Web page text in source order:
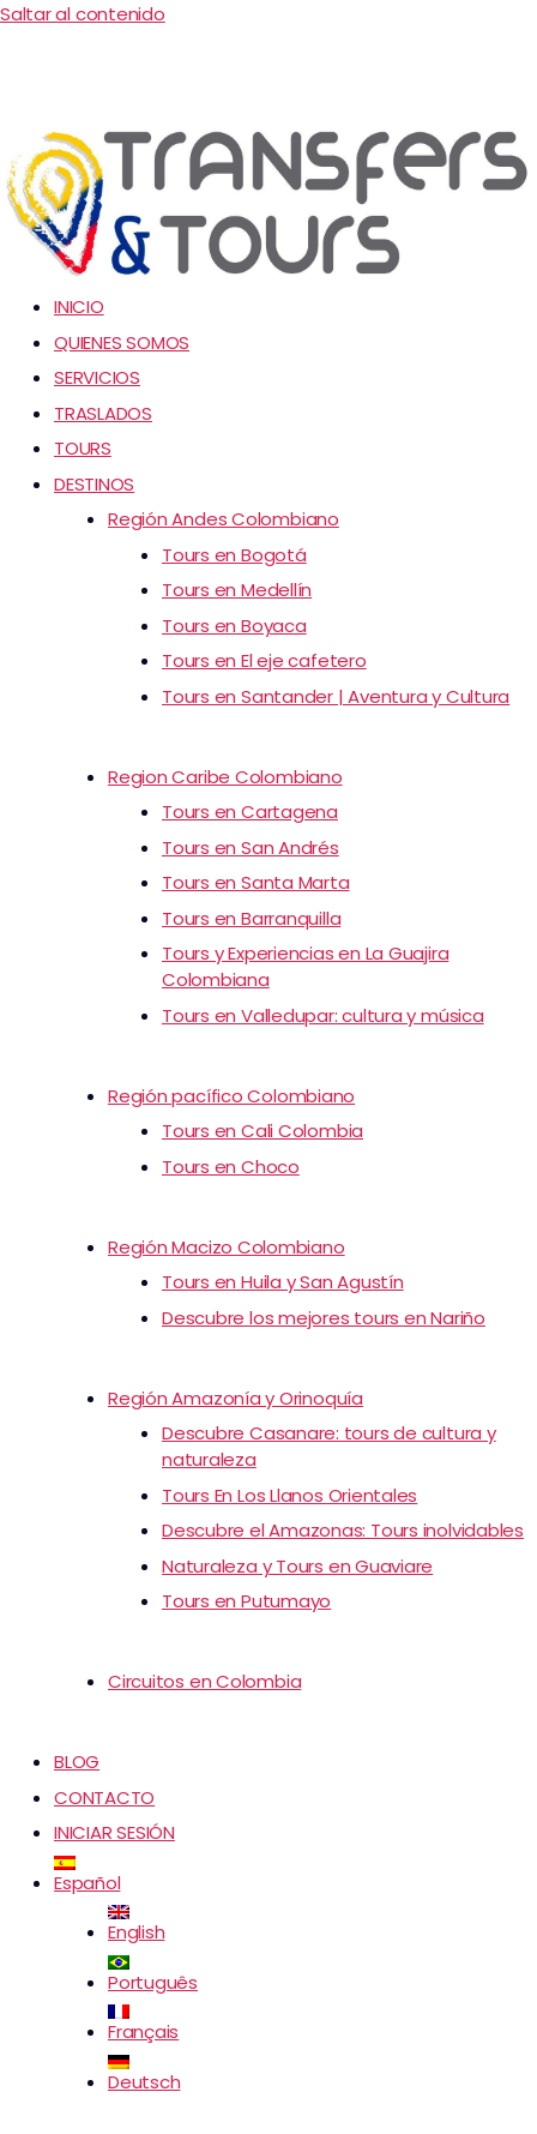
Saltar al contenido
INICIO
QUIENES SOMOS
SERVICIOS
TRASLADOS
TOURS
DESTINOS
Región Andes Colombiano
Tours en Bogotá
Tours en Medellín
Tours en Boyaca
Tours en El eje cafetero
Tours en Santander | Aventura y Cultura
Region Caribe Colombiano
Tours en Cartagena
Tours en San Andrés
Tours en Santa Marta
Tours en Barranquilla
Tours y Experiencias en La Guajira
Colombiana
Tours en Valledupar: cultura y música
Región pacífico Colombiano
Tours en Cali Colombia
Tours en Choco
Región Macizo Colombiano
Tours en Huila y San Agustín
Descubre los mejores tours en Nariño
Región Amazonía y Orinoquía
Descubre Casanare: tours de cultura y
naturaleza
Tours En Los Llanos Orientales
Descubre el Amazonas: Tours inolvidables
Naturaleza y Tours en Guaviare
Tours en Putumayo
Circuitos en Colombia
BLOG
CONTACTO
INICIAR SESIÓN
Español
English
Português
Français
Deutsch